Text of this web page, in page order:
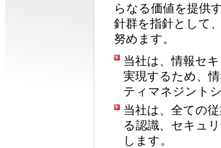
らなる価値を提供
針群を指針として
努めます。
当社は、情報セ
実現するため、
ティマネジント
当社は、全ての
る認識、セキュ
します。